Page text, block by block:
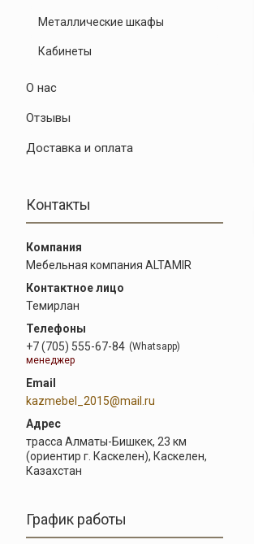
Металлические шкафы
Кабинеты
О нас
Отзывы
Доставка и оплата
Контакты
Мебельная компания ALTAMIR
Темирлан
+7 (705) 555-67-84
Whatsapp
менеджер
kazmebel_2015@mail.ru
трасса Алматы-Бишкек, 23 км
(ориентир г. Каскелен), Каскелен,
Казахстан
График работы